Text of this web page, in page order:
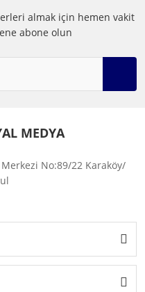
almak için hemen vakit
abone olun
MEDYA
No:89/22 Karaköy/